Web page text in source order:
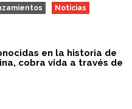
Noticias
en la historia de
cobra vida a través de